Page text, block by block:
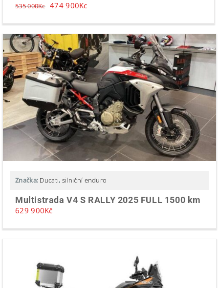
535 000Kc 474 900Kc
Značka: Ducati, silniční enduro
Multistrada V4 S RALLY 2025 FULL 1500 km
629 900Kč